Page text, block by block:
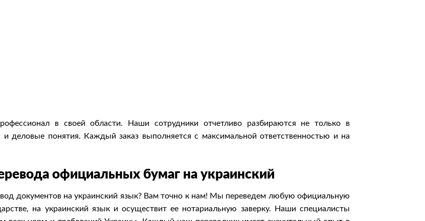
в своей области. Наши сотрудники отчетливо разбираются не только в
деловые понятия. Каждый заказ выполняется с максимальной ответственностью и на
официальных бумаг на украинский
документов на украинский язык? Вам точно к нам! Мы переведем любую официальную
на украинский язык и осуществит ее нотариальную заверку. Наши специалисты